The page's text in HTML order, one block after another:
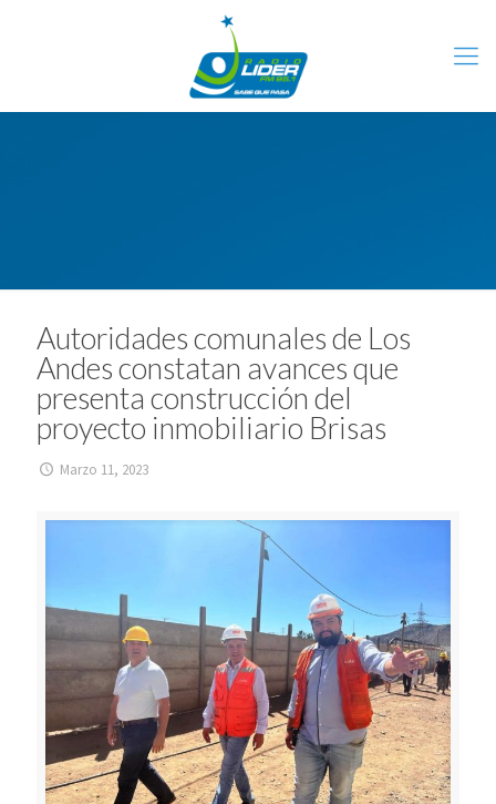
Autoridades comunales de Los
Andes constatan avances que
presenta construcción del
proyecto inmobiliario Brisas
Marzo 11, 2023